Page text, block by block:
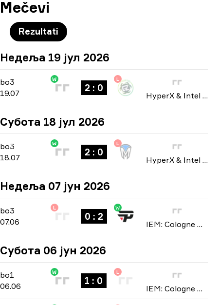
Mečevi
Rezultati
Недеља 19 јул 2026
bo3 -bo3
19.07
W
2 : 0
L
HyperX & Intel Nationals 2026
Субота 18 јул 2026
bo3 -bo3
18.07
W
2 : 0
L
HyperX & Intel Nationals 2026
Недеља 07 јун 2026
bo3
bo3
07.06
L
0 : 2
W
IEM: Cologne Major 2026
Субота 06 јун 2026
bo1
bo1
06.06
W
1 : 0
L
IEM: Cologne Major 2026